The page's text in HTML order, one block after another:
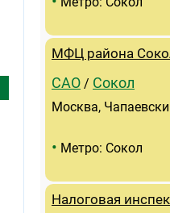
МФЦ района
САО / Сокол
Москва,
• Метро: Сокол
Налоговая